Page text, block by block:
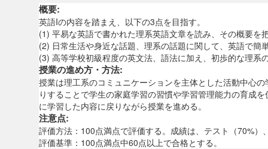
概要:
英語Iの内容を踏まえ、以下の3点を目指す。
(1) 平易な英語で書かれた理系英語文章を読み、その概要を
(2) 日常生活や身近な話題、理系の話題に関して、英語で簡
(3) 高等学校初級程度の英文法、語法に加え、初歩的な理系
授業の進め方・方法:
授業は理工系のコミュニケーションを主体とした活動中心
りすることで学生の家庭学習の習慣や学習管理能力の育成
に学習した内容に戻りながら授業を進める。
注意点:
評価方法：100点満点で評価する。成績は、テスト（70%
評価基準：100点満点中60点以上で合格とする。